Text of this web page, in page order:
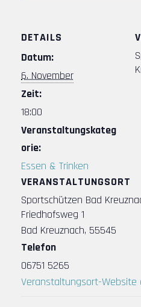
DETAILS
Datum:
6. November
Zeit:
18:00
Veranstaltungskateg
orie:
Essen & Trinken
VERANSTALTUNGSORT
Sportschützen Bad
Friedhofsweg 1
Bad Kreuznach, 55545
Telefon
06751 5265
Veranstaltungsort-Website